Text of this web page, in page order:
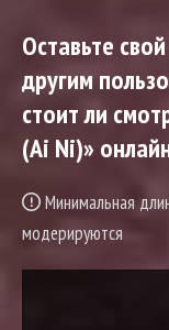
Оставьте
другим
стоит ли
(Ai Ni)»
Минимальная
модерируются